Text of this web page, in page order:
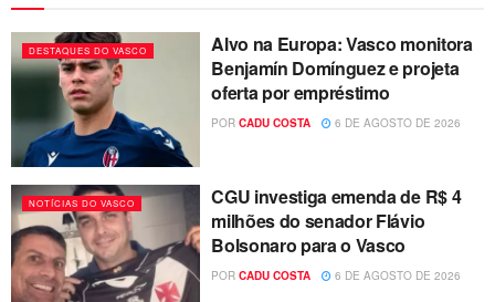
DESTAQUES DO VASCO
Alvo na Europa: Vasco monitora
Benjamín Domínguez e projeta
oferta por empréstimo
POR CADU COSTA 6 DE AGOSTO DE 2026
NOTÍCIAS DO VASCO
CGU investiga emenda de R$ 4
milhões do senador Flávio
Bolsonaro para o Vasco
POR CADU COSTA 6 DE AGOSTO DE 2026